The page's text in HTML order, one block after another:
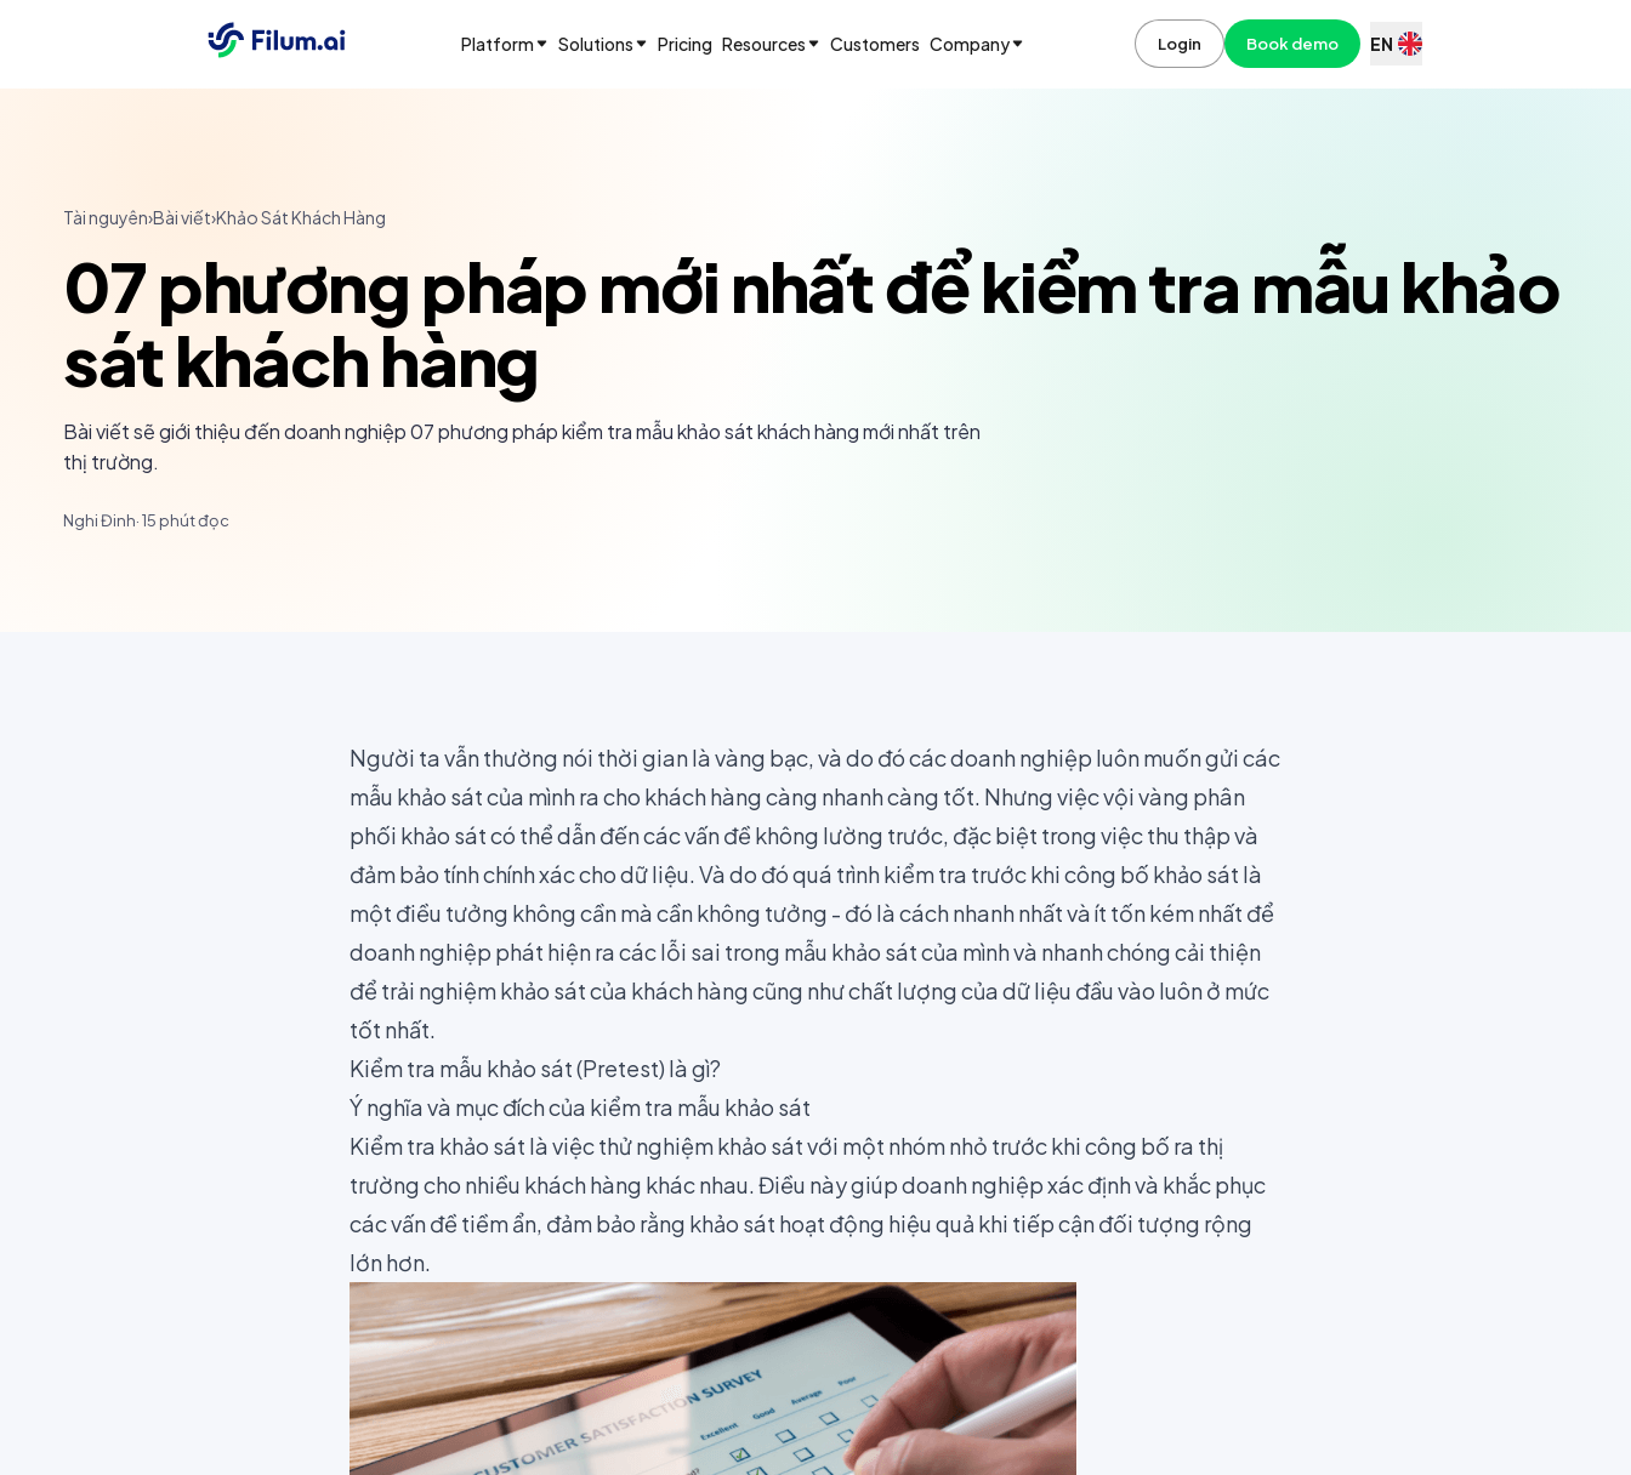
Platform Solutions Pricing Resources Customers Company Login Book demo EN
Tài nguyên›Bài viết›Khảo Sát Khách Hàng
07 phương pháp mới nhất để kiểm tra mẫu khảo
sát khách hàng
Bài viết sẽ giới thiệu đến doanh nghiệp 07 phương pháp kiểm tra mẫu khảo sát khách hàng mới nhất trên
thị trường.
Nghi Đinh·15 phút đọc
Người ta vẫn thường nói thời gian là vàng bạc, và do đó các doanh nghiệp luôn muốn gửi các
mẫu khảo sát của mình ra cho khách hàng càng nhanh càng tốt. Nhưng việc vội vàng phân
phối khảo sát có thể dẫn đến các vấn đề không lường trước, đặc biệt trong việc thu thập và
đảm bảo tính chính xác cho dữ liệu. Và do đó quá trình kiểm tra trước khi công bố khảo sát là
một điều tưởng không cần mà cần không tưởng - đó là cách nhanh nhất và ít tốn kém nhất để
doanh nghiệp phát hiện ra các lỗi sai trong mẫu khảo sát của mình và nhanh chóng cải thiện
để trải nghiệm khảo sát của khách hàng cũng như chất lượng của dữ liệu đầu vào luôn ở mức
tốt nhất.
Kiểm tra mẫu khảo sát (Pretest) là gì?
Ý nghĩa và mục đích của kiểm tra mẫu khảo sát
Kiểm tra khảo sát là việc thử nghiệm khảo sát với một nhóm nhỏ trước khi công bố ra thị
trường cho nhiều khách hàng khác nhau. Điều này giúp doanh nghiệp xác định và khắc phục
các vấn đề tiềm ẩn, đảm bảo rằng khảo sát hoạt động hiệu quả khi tiếp cận đối tượng rộng
lớn hơn.